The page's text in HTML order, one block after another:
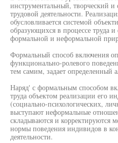
инструментальный, творческий
трудовой деятельности.
обусловливается системой
образующихся в процессе труда
формальной и неформальной
Формальный способ включения
функционально-ролевого
тем самим, задает определенный
Наряд' с формальным способом
труда объектом реализации его
(социально-психологических,
выступают неформальные
складываются и корректируются
нормы поведения индивидов в
деятельности.